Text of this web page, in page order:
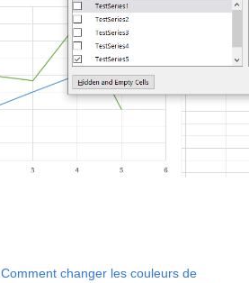
Comment changer les couleurs de